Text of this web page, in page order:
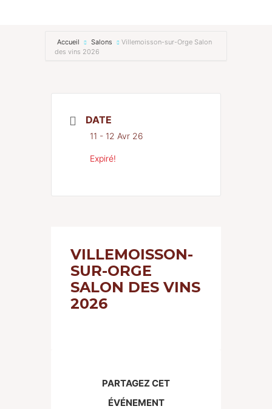
Accueil Salons
Villemoisson-sur-Orge Salon
des vins 2026
DATE
11 - 12 Avr 26
Expiré!
VILLEMOISSON-
SUR-ORGE
SALON DES VINS
2026
PARTAGEZ CET
ÉVÉNEMENT